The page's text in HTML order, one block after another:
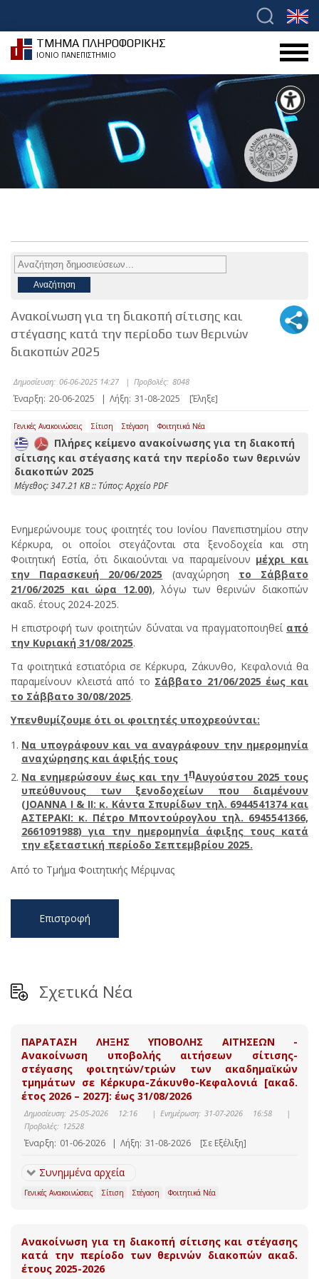
ΤΜΗΜΑ ΠΛΗΡΟΦΟΡΙΚΗΣ
ΙΟΝΙΟ ΠΑΝΕΠΙΣΤΗΜΙΟ
Ανακοίνωση για τη διακοπή σίτισης και
στέγασης κατά την περίοδο των θερινών
διακοπών 2025
Δημοσίευση: 06-06-2025 14:27 | Προβολές: 8048
Έναρξη: 20-06-2025 | Λήξη: 31-08-2025 [Έληξε]
Γενικές Ανακοινώσεις Σίτιση Στέγαση Φοιτητικά Νέα
Πλήρες κείμενο ανακοίνωσης για τη διακοπή
σίτισης και στέγασης κατά την περίοδο των θερινών
διακοπών 2025
Mέγεθος: 347.21 KB :: Τύπος: Αρχείο PDF
Ενημερώνουμε τους φοιτητές του Ιονίου Πανεπιστημίου στην
Κέρκυρα, οι οποίοι στεγάζονται στα ξενοδοχεία και στη
Φοιτητική Εστία, ότι δικαιούνται να παραμείνουν μέχρι και
την Παρασκευή 20/06/2025 (αναχώρηση το Σάββατο
21/06/2025 και ώρα 12.00), λόγω των θερινών διακοπών
ακαδ. έτους 2024-2025.
Η επιστροφή των φοιτητών δύναται να πραγματοποιηθεί από
την Κυριακή 31/08/2025.
Τα φοιτητικά εστιατόρια σε Κέρκυρα, Ζάκυνθο, Κεφαλονιά θα
παραμείνουν κλειστά από το Σάββατο 21/06/2025 έως και
το Σάββατο 30/08/2025.
Υπενθυμίζουμε ότι οι φοιτητές υποχρεούνται:
Να υπογράφουν και να αναγράφουν την ημερομηνία
αναχώρησης και άφιξής τους
Να ενημερώσουν έως και την 1ηΑυγούστου 2025 τους
υπεύθυνους των ξενοδοχείων που διαμένουν
(JOANNA I & II: κ. Κάντα Σπυρίδων τηλ. 6944541374 και
ΑΣΤΕΡΑΚΙ: κ. Πέτρο Μποντούρογλου τηλ. 6945541366,
2661091988) για την ημερομηνία άφιξης τους κατά
την εξεταστική περίοδο Σεπτεμβρίου 2025.
Από το Τμήμα Φοιτητικής Μέριμνας
Επιστροφή
Σχετικά Νέα
ΠΑΡΑΤΑΣΗ ΛΗΞΗΣ ΥΠΟΒΟΛΗΣ ΑΙΤΗΣΕΩΝ -
Ανακοίνωση υποβολής αιτήσεων σίτισης-
στέγασης φοιτητών/τριών των ακαδημαϊκών
τμημάτων σε Κέρκυρα-Ζάκυνθο-Κεφαλονιά [ακαδ.
έτος 2026 – 2027]: έως 31/08/2026
Δημοσίευση: 25-05-2026 12:16 | Ενημέρωση: 31-07-2026 16:58
|
Προβολές: 12528
Έναρξη: 01-06-2026 | Λήξη: 31-08-2026 [Σε Εξέλιξη]
Συνημμένα αρχεία
Γενικές Ανακοινώσεις Σίτιση Στέγαση Φοιτητικά Νέα
Ανακοίνωση για τη διακοπή σίτισης και στέγασης
κατά την περίοδο των θερινών διακοπών ακαδ.
έτους 2025-2026